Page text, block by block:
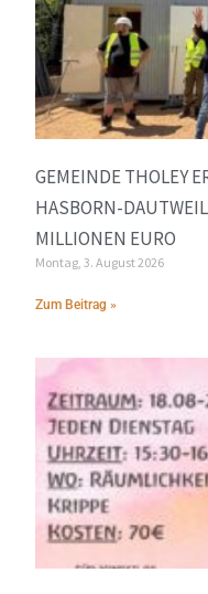
GEMEINDE THOLEY
HASBORN-
MILLIONEN EURO
Montag, 3. August 2026
Zum Beitrag »